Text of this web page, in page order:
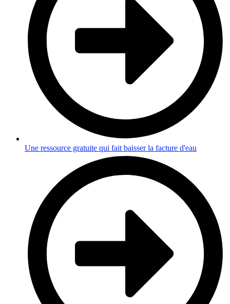
Une ressource gratuite qui fait baisser la facture d'eau